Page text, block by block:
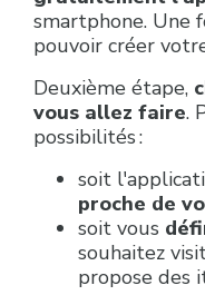
smartphone. Une
pouvoir créer
Deuxième étape,
vous allez faire.
possibilités :
soit
proche de
soit vous
souhaitez
propose des